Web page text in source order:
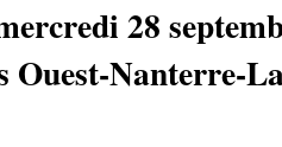
28
Ouest-Nanterre-